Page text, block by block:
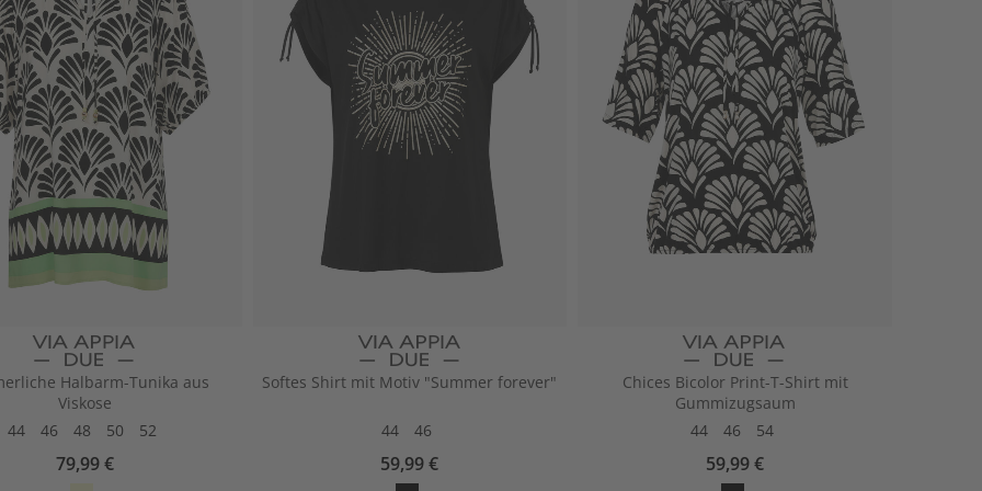
r
Halbarm-Tunika aus
Viskose
44
46 48 50 52
79,99 €
Softes Shirt mit Motiv "Summer forever"
44 46
59,99 €
Chices Bicolor Print-T-Shirt mit
Gummizugsaum
44
46 54
59,99 €